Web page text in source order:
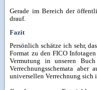
Gerade im Bereich der
drauf.
Fazit
Persönlich schätze ich sehr,
Format zu den FICO
Vermutung in unseren
Verrechnungsschemata aber
universellen Verrechnung sich